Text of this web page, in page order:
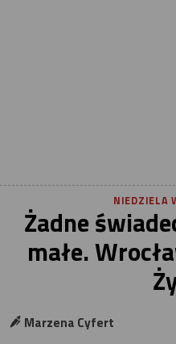
NIEDZIELA
Żadne
małe.
Marzena Cyfert